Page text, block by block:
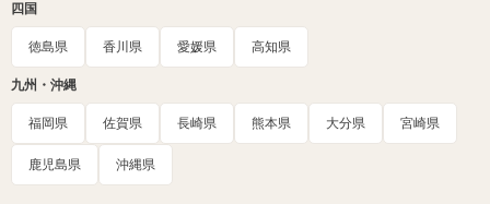
四国
徳島県 香川県 愛媛県 高知県
九州・沖縄
福岡県 佐賀県 長崎県 熊本県 大分県 宮崎県
鹿児島県 沖縄県